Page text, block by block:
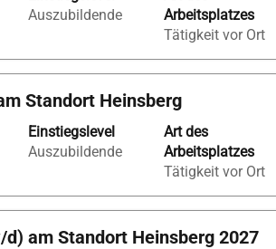
Auszubildende
Arbeitsplatzes
Tätigkeit vor Ort
Standort Heinsberg
Einstiegslevel
Auszubildende
Art des
Arbeitsplatzes
Tätigkeit vor Ort
am Standort Heinsberg 2027